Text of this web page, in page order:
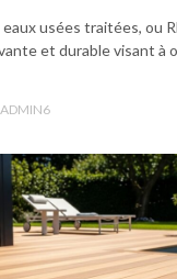
usées traitées, ou
et durable visant à
ADMIN6